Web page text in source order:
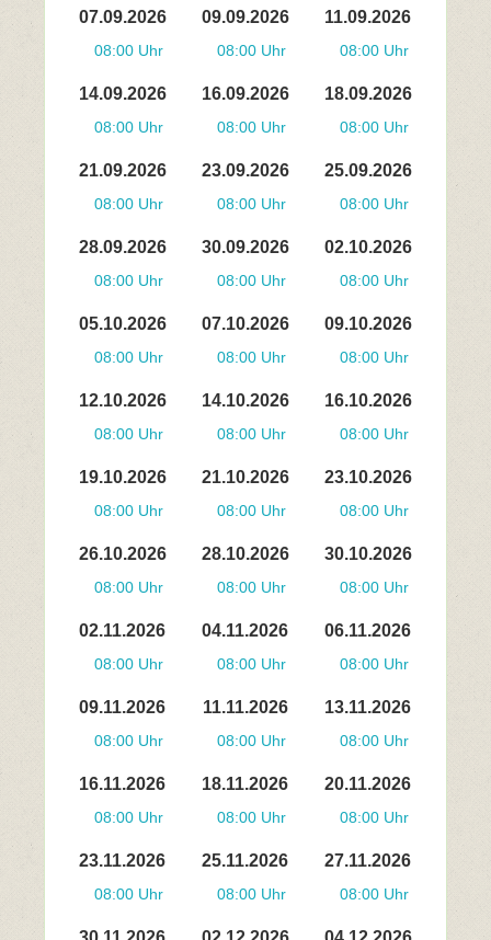
07.09.2026
08:00 Uhr
09.09.2026
08:00 Uhr
11.09.2026
08:00 Uhr
14.09.2026
08:00 Uhr
16.09.2026
08:00 Uhr
18.09.2026
08:00 Uhr
21.09.2026
08:00 Uhr
23.09.2026
08:00 Uhr
25.09.2026
08:00 Uhr
28.09.2026
08:00 Uhr
30.09.2026
08:00 Uhr
02.10.2026
08:00 Uhr
05.10.2026
08:00 Uhr
07.10.2026
08:00 Uhr
09.10.2026
08:00 Uhr
12.10.2026
08:00 Uhr
14.10.2026
08:00 Uhr
16.10.2026
08:00 Uhr
19.10.2026
08:00 Uhr
21.10.2026
08:00 Uhr
23.10.2026
08:00 Uhr
26.10.2026
08:00 Uhr
28.10.2026
08:00 Uhr
30.10.2026
08:00 Uhr
02.11.2026
08:00 Uhr
04.11.2026
08:00 Uhr
06.11.2026
08:00 Uhr
09.11.2026
08:00 Uhr
11.11.2026
08:00 Uhr
13.11.2026
08:00 Uhr
16.11.2026
08:00 Uhr
18.11.2026
08:00 Uhr
20.11.2026
08:00 Uhr
23.11.2026
08:00 Uhr
25.11.2026
08:00 Uhr
27.11.2026
08:00 Uhr